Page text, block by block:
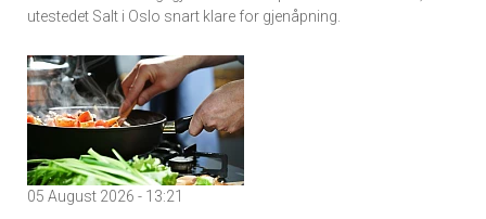
utestedet Salt i Oslo snart klare for gjenåpning.
05 August 2026 - 13:21